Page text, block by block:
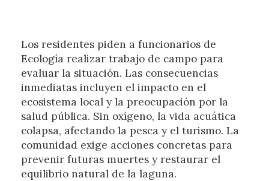
Los residentes piden a funcionarios de
Ecología realizar trabajo de campo para
evaluar la situación. Las consecuencias
inmediatas incluyen el impacto en el
ecosistema local y la preocupación por la
salud pública. Sin oxígeno, la vida acuática
colapsa, afectando la pesca y el turismo. La
comunidad exige acciones concretas para
prevenir futuras muertes y restaurar el
equilibrio natural de la laguna.